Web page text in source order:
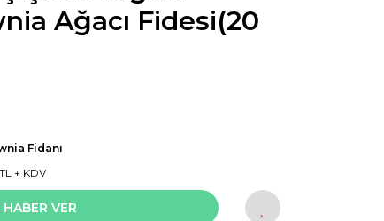
Ağacı Fidesi(20
Fidanı
+ KDV
VER